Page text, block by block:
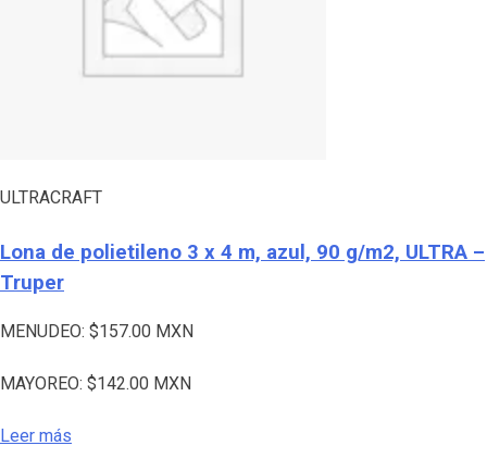
ULTRACRAFT
Lona de polietileno 3 x 4 m, azul, 90 g/m2, ULTRA –
Truper
MENUDEO: $157.00 MXN
MAYOREO: $142.00 MXN
Leer más